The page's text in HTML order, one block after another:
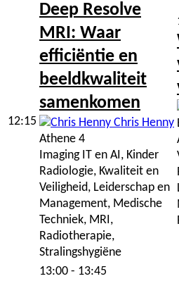
12:15
Deep Resolve
MRI: Waar
efficiëntie en
beeldkwaliteit
samenkomen
Chris Henny
Athene 4
Imaging IT en AI, Kinder
Radiologie, Kwaliteit en
Veiligheid, Leiderschap en
Management, Medische
Techniek, MRI,
Radiotherapie,
Stralingshygiëne
13:00 - 13:45